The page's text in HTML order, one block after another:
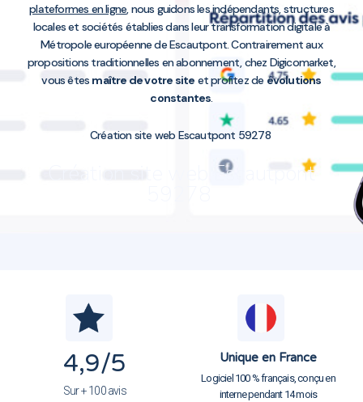
plateformes en ligne , nous guidons les indépendants, structures
locales et sociétés établies dans leur transformation digitale à
Métropole européenne de Escautpont. Contrairement aux
propositions traditionnelles en abonnement, chez Digicomarket,
vous êtes maître de votre site et profitez de évolutions
constantes
Création site web Escautpont 59278
Création site web Escautpont
4,9/5
Sur + 100 avis
Unique en France
Logiciel 100 % français, conçu en
interne pendant 14 mois